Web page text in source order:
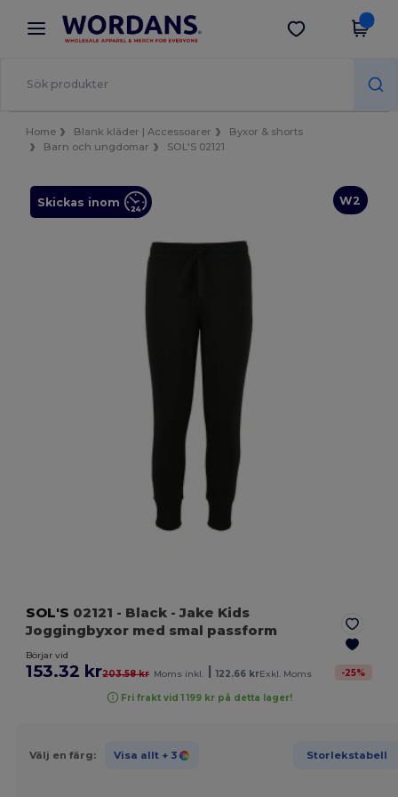
× Wordans-app
Bättre priser i appen!
Hämta app
Home Blank kläder | Accessoarer
Byxor & shorts
Barn och ungdomar
SOL'S 02121
W2
Skickas inom
SOL'S 02121 - Black - Jake Kids
Joggingbyxor med smal passform
Börjar vid
153.32 kr203.58 kr Moms inkl. 122.66 krExkl. Moms -25%
Fri frakt vid 1 199 kr på detta lager!
Välj en färg: Visa allt + 3 Storlekstabell